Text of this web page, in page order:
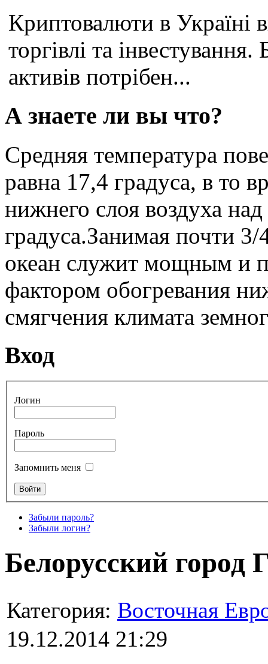
Криптовалюти в Україні
торгівлі та
активів потрібен...
А знаете ли вы что?
Средняя температура
равна 17,4 градуса, в то
нижнего слоя воздуха
градуса.Занимая почти
океан служит мощным и
фактором обогревания
смягчения климата
Вход
Логин
Пароль
Запомнить меня
Забыли пароль?
Забыли логин?
Белорусский город
Категория: Восточная
19.12.2014 21:29